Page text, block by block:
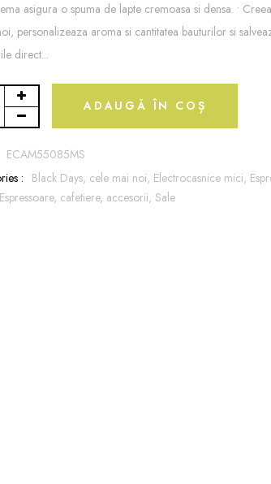
asigura o spuma de lapte cremoasa si densa. •
personalizeaza aroma si cantitatea bauturilor si
direct...
ADAUGĂ ÎN COȘ
ECAM55085MS
:
Black Days, cele mai noi, Electrocasnice mici,
Espressoare, cafetiere, accesorii, Sale